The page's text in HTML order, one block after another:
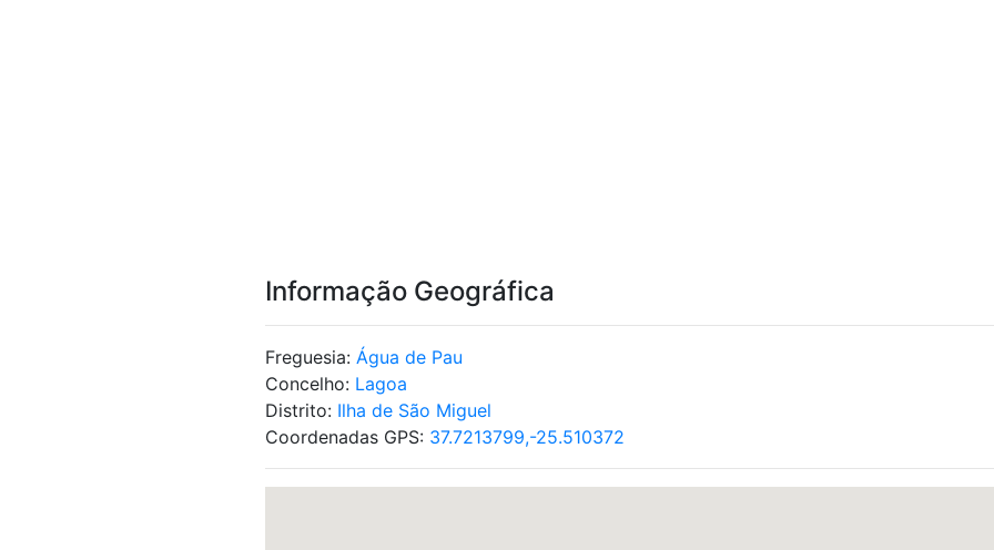
Informação Geográfica
Freguesia: Água de Pau
Concelho: Lagoa
Distrito: Ilha de São Miguel
Coordenadas GPS: 37.7213799,-25.510372